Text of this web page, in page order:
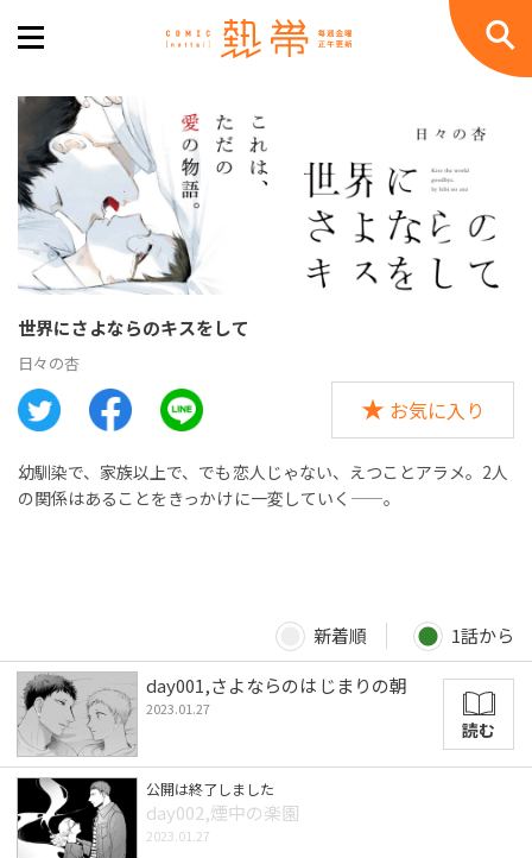
世界にさよならのキスをして
日々の杏
お気に入り
幼馴染で、家族以上で、でも恋人じゃない、えつことアラメ。2人
の関係はあることをきっかけに一変していく——。
新着順
1話から
day001,さよならのはじまりの朝
2023.01.27
読む
公開は終了しました
day002,煙中の楽園
2023.01.27